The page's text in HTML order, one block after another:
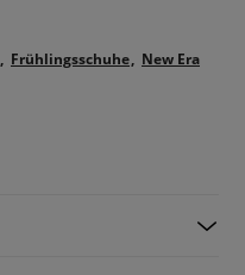
Frühlingsschuhe
New Era